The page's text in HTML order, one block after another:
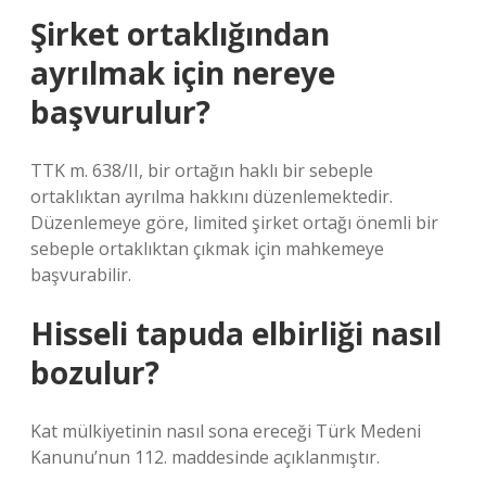
Şirket ortaklığından
ayrılmak için nereye
başvurulur?
TTK m. 638/II, bir ortağın haklı bir sebeple
ortaklıktan ayrılma hakkını düzenlemektedir.
Düzenlemeye göre, limited şirket ortağı önemli bir
sebeple ortaklıktan çıkmak için mahkemeye
başvurabilir.
Hisseli tapuda elbirliği nasıl
bozulur?
Kat mülkiyetinin nasıl sona ereceği Türk Medeni
Kanunu’nun 112. maddesinde açıklanmıştır.